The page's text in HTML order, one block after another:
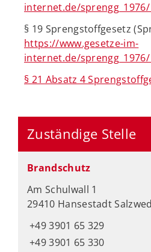
internet.de/sprengg_1976/
§ 19 Sprengstoffgesetz
https://www.gesetze-im-
internet.de/sprengg_1976/
§ 21 Absatz 4
Zuständige Stelle
Brandschutz
Am Schulwall 1
29410 Hansestadt
+49 3901 65 329
+49 3901 65 330